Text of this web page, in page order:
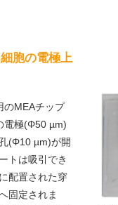
胞の電極上
のMEAチップ
電極(Φ50 µm)
(Φ10 µm)が開
トは吸引でき
配置された穿
固定されま